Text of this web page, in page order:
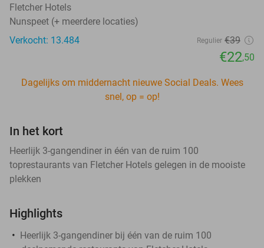
Fletcher Hotels
Nunspeet (+ meerdere locaties)
Verkocht: 13.484
Regulier €39
€22,50
Dagelijks om middernacht nieuwe Social Deals. Wees
snel, op = op!
In het kort
Heerlijk 3-gangendiner in één van de ruim 100
toprestaurants van Fletcher Hotels gelegen in de mooiste
plekken
Highlights
Heerlijk 3-gangendiner bij één van de ruim 100